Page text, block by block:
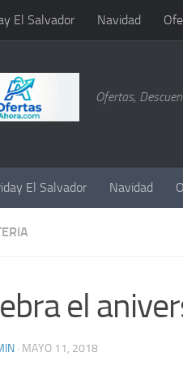
El Salvador Navidad
Ofertas,
El Salvador Navidad
el
· MAYO 11, 2018